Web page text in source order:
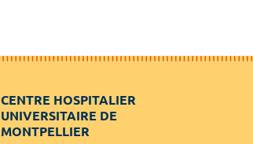
CENTRE HOSPITALIER
UNIVERSITAIRE DE
MONTPELLIER